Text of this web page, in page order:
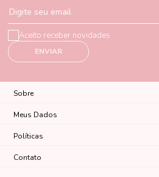
Digite seu email
ENVIAR
Aceito receber novidades
Sobre
Meus Dados
Políticas
Contato